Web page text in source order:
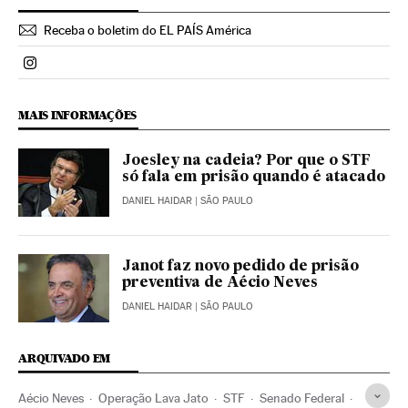
Receba o boletim do EL PAÍS América
Politica El País Brasil en Instagram
MAIS INFORMAÇÕES
Joesley na cadeia? Por que o STF
só fala em prisão quando é atacado
DANIEL HAIDAR | SÃO PAULO
Janot faz novo pedido de prisão
preventiva de Aécio Neves
DANIEL HAIDAR | SÃO PAULO
ARQUIVADO EM
Aécio Neves Operação Lava Jato STF Senado Federal